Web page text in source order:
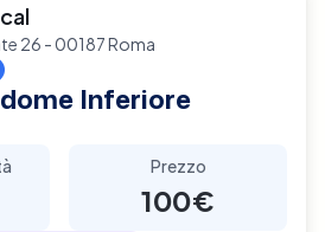
26 - 00187 Roma
Inferiore
Prezzo
100€